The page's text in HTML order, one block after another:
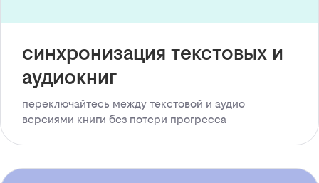
синхронизация текстовых и
аудиокниг
переключайтесь между текстовой и аудио
версиями книги без потери прогресса